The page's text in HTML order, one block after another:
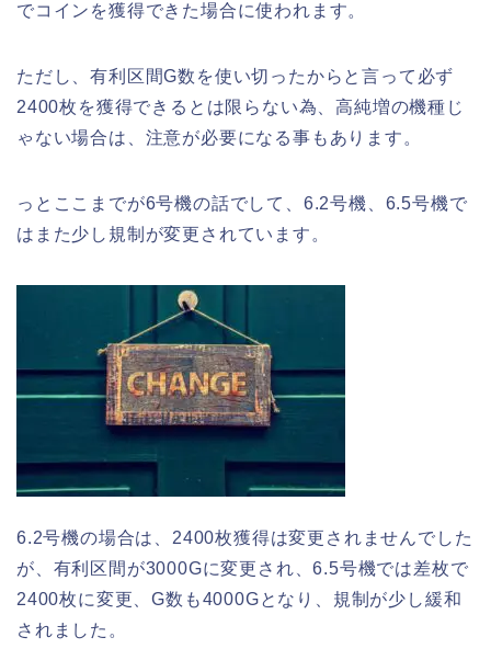
でコインを獲得できた場合に使われます。
ただし、有利区間G数を使い切ったからと言って必ず
2400枚を獲得できるとは限らない為、高純増の機種じ
ゃない場合は、注意が必要になる事もあります。
っとここまでが6号機の話でして、6.2号機、6.5号機で
はまた少し規制が変更されています。
6.2号機の場合は、2400枚獲得は変更されませんでした
が、有利区間が3000Gに変更され、6.5号機では差枚で
2400枚に変更、G数も4000Gとなり、規制が少し緩和
されました。